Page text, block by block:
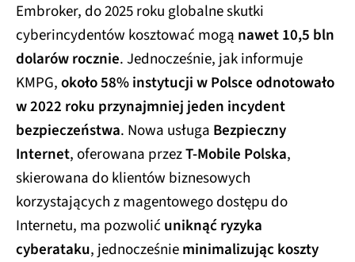
Embroker, do 2025 roku globalne skutki
cyberincydentów kosztować mogą nawet 10,5 bln
dolarów rocznie. Jednocześnie, jak informuje
KMPG,około 58% instytucji w Polsce odnotowało
w 2022 roku przynajmniej jeden incydent
bezpieczeństwa. Nowa usługa Bezpieczny
Internet, oferowana przezT‑Mobile Polska,
skierowana do klientów biznesowych
korzystających z magentowego dostępu do
Internetu, ma pozwolić uniknąć ryzyka
cyberataku, jednocześnieminimalizując koszty